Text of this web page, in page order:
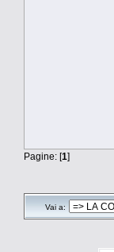
Pagine: [1]
Vai a: